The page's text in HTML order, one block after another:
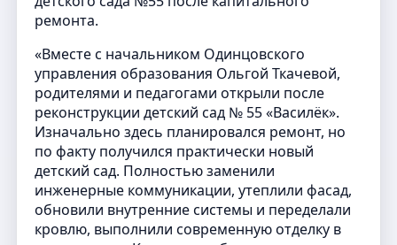
ремонта.
«Вместе с начальником Одинцовского
управления образования Ольгой Ткачевой,
родителями и педагогами открыли после
реконструкции детский сад № 55 «Василёк».
Изначально здесь планировался ремонт, но
по факту получился практически новый
детский сад. Полностью заменили
инженерные коммуникации, утеплили фасад,
обновили внутренние системы и переделали
кровлю, выполнили современную отделку в